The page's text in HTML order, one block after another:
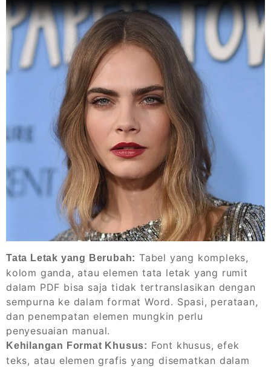
Tata Letak yang Berubah: Tabel yang kompleks,
kolom ganda, atau elemen tata letak yang rumit
dalam PDF bisa saja tidak tertranslasikan dengan
sempurna ke dalam format Word. Spasi, perataan,
dan penempatan elemen mungkin perlu
penyesuaian manual.
Kehilangan Format Khusus: Font khusus, efek
teks, atau elemen grafis yang disematkan dalam